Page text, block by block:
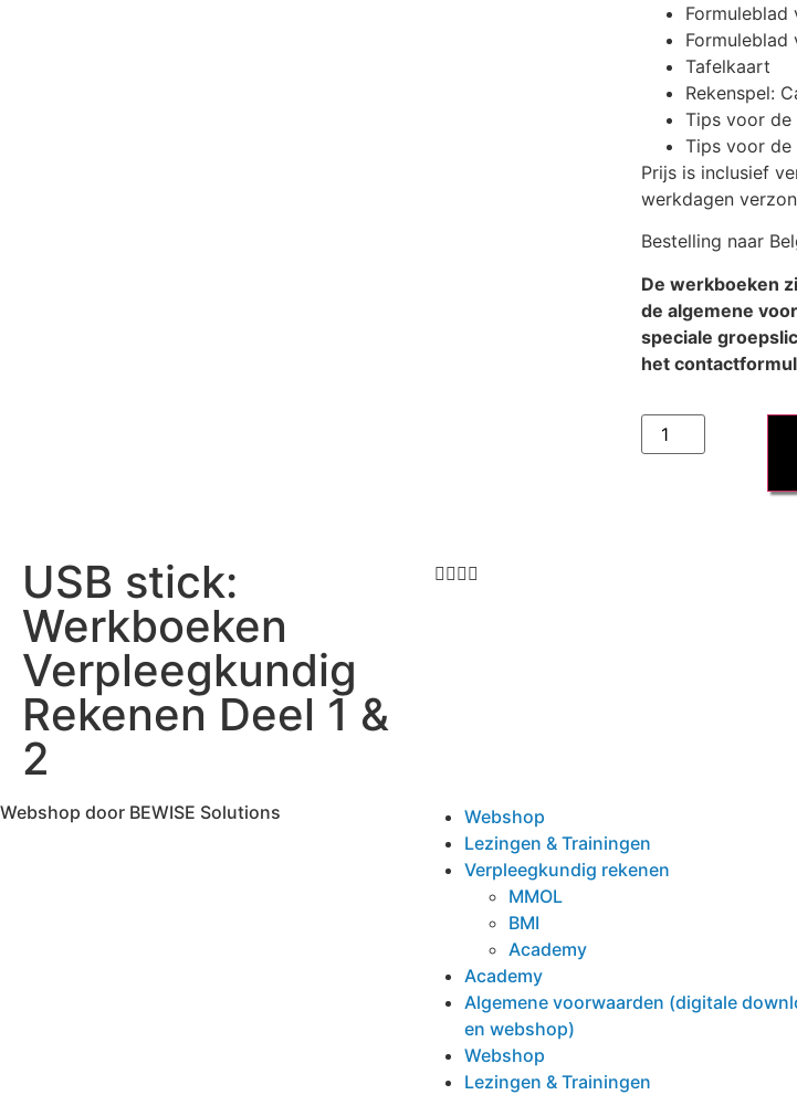
Formuleblad
Formuleblad
Tafelkaart
Rekenspel:
Tips voor de
Tips voor de
Prijs is inclusief
werkdagen
Bestelling naar
De werkboeken
de algemene
speciale
het
USB stick:
Werkboeken
Verpleegkundig
Rekenen Deel 1 &
2
Webshop door BEWISE Solutions
Webshop
Lezingen & Trainingen
Verpleegkundig rekenen
MMOL
BMI
Academy
Academy
Algemene voorwaarden (digitale
en webshop)
Webshop
Lezingen & Trainingen